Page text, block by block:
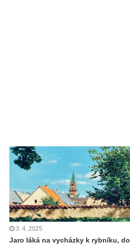
3. 4. 2025
Jaro láká na vycházky k rybníku, do